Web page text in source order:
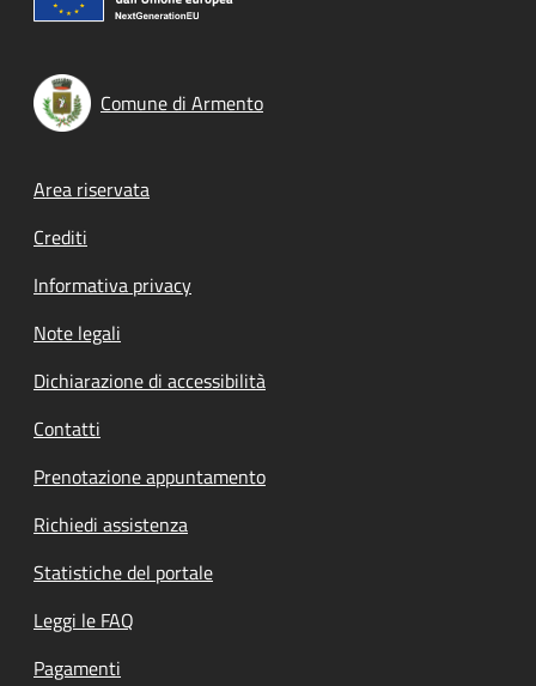
Comune di Armento
Footer menu
Area riservata
Crediti
Informativa privacy
Note legali
Dichiarazione di accessibilità
Contatti
Prenotazione appuntamento
Richiedi assistenza
Statistiche del portale
Leggi le FAQ
Pagamenti